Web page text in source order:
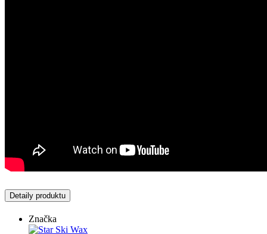
Detaily produktu
Značka